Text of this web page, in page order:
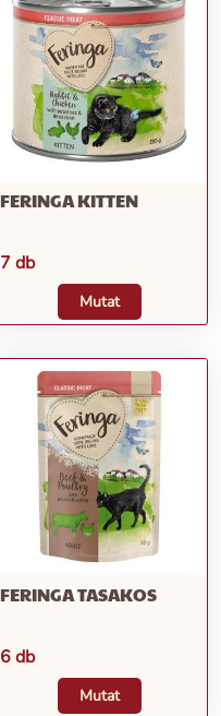
FERINGA KITTEN
7 db
Mutat
FERINGA TASAKOS
6 db
Mutat